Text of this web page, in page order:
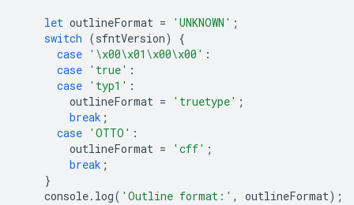
let outlineFormat = 'UNKNOWN' ;
switch (sfntVersion)
{
case '\x00\x01\x00\x00' :
case 'true' :
case 'typ1' :
outlineFormat = 'truetype' ;
break ;
case 'OTTO' :
outlineFormat = 'cff' ;
break ;
}
console. log( 'Outline format:' , outlineFormat);